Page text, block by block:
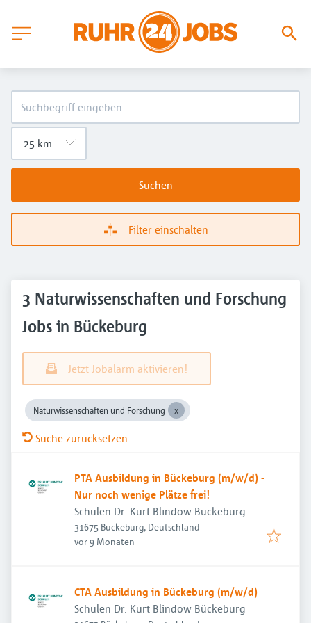
Suchen
Filter einschalten
3 Naturwissenschaften und Forschung
Jobs in Bückeburg
Jetzt Jobalarm aktivieren!
Naturwissenschaften und Forschung
Suche zurücksetzen
PTA Ausbildung in Bückeburg (m/w/d) -
Nur noch wenige Plätze frei!
Schulen Dr. Kurt Blindow Bückeburg
31675 Bückeburg, Deutschland
Veröffentlicht:
vor 9 Monaten
CTA Ausbildung in Bückeburg (m/w/d)
Schulen Dr. Kurt Blindow Bückeburg